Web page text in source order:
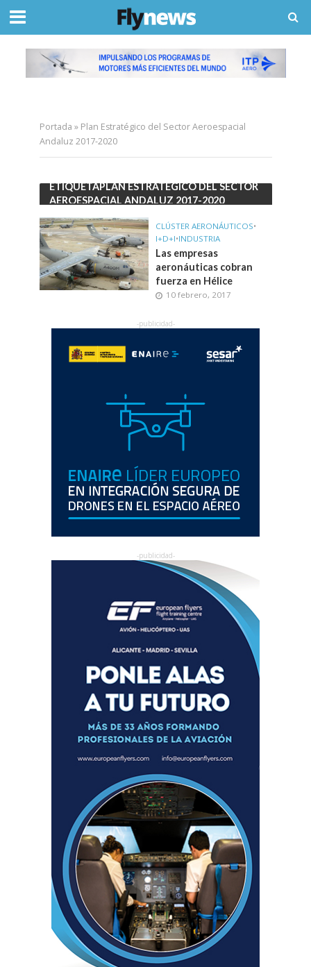
Portada » Plan Estratégico del Sector Aeroespacial
Andaluz 2017-2020
ETIQUETAPLAN ESTRATÉGICO DEL SECTOR
AEROESPACIAL ANDALUZ 2017-2020
CLÚSTER AERONÁUTICOS•
I+D+I•INDUSTRIA
Las empresas
aeronáuticas cobran
fuerza en Hélice
10 febrero, 2017